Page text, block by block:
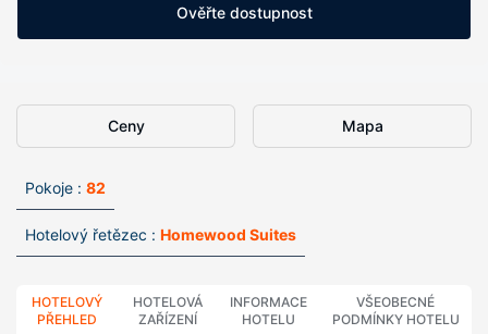
Ověřte dostupnost
Ceny Mapa
Pokoje : 82
Hotelový řetězec : Homewood Suites
HOTELOVÝ
PŘEHLED
HOTELOVÁ
ZAŘÍZENÍ
INFORMACE
HOTELU
VŠEOBECNÉ
PODMÍNKY HOTELU